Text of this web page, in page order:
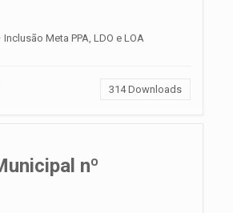
Meta PPA, LDO e LOA
314Downloads
nº